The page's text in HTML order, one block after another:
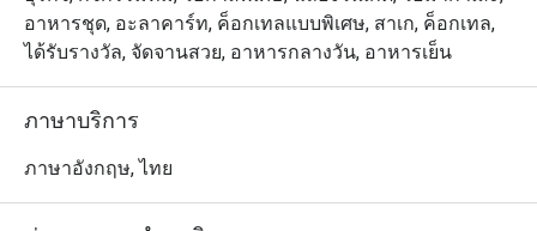
อาหารชุด, อะลาคาร์ท, ค็อกเทลแบบพิเศษ, สาเก, ค็อกเทล,
ได้รับรางวัล, จัดจานสวย, อาหารกลางวัน, อาหารเย็น
ภาษาบริการ
ภาษาอังกฤษ, ไทย